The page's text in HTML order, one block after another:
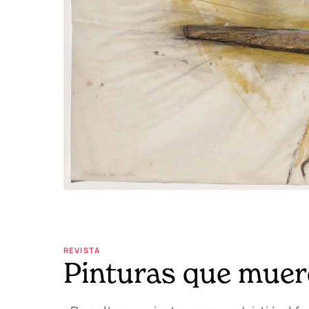
REVISTA
Pinturas que